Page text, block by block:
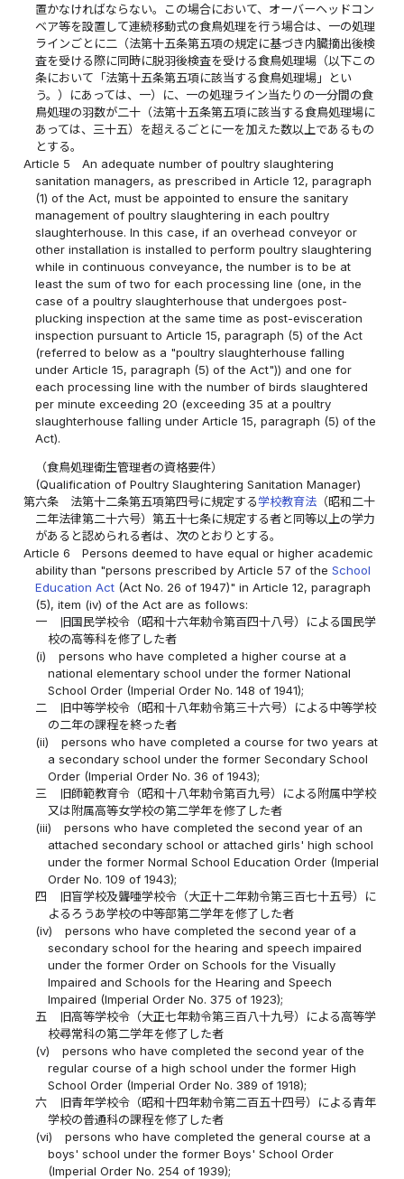
置かなければならない。この場合において、オーバーヘッドコン
ベア等を設置して連続移動式の食鳥処理を行う場合は、一の処理
ラインごとに二（法第十五条第五項の規定に基づき内臓摘出後検
査を受ける際に同時に脱羽後検査を受ける食鳥処理場（以下この
条において「法第十五条第五項に該当する食鳥処理場」とい
う。）にあっては、一）に、一の処理ライン当たりの一分間の食
鳥処理の羽数が二十（法第十五条第五項に該当する食鳥処理場に
あっては、三十五）を超えるごとに一を加えた数以上であるもの
とする。
Article 5
An adequate number of poultry slaughtering
sanitation managers, as prescribed in Article 12, paragraph
(1) of the Act, must be appointed to ensure the sanitary
management of poultry slaughtering in each poultry
slaughterhouse. In this case, if an overhead conveyor or
other installation is installed to perform poultry slaughtering
while in continuous conveyance, the number is to be at
least the sum of two for each processing line (one, in the
case of a poultry slaughterhouse that undergoes post-
plucking inspection at the same time as post-evisceration
inspection pursuant to Article 15, paragraph (5) of the Act
(referred to below as a "poultry slaughterhouse falling
under Article 15, paragraph (5) of the Act")) and one for
each processing line with the number of birds slaughtered
per minute exceeding 20 (exceeding 35 at a poultry
slaughterhouse falling under Article 15, paragraph (5) of the
Act).
（食鳥処理衛生管理者の資格要件）
(Qualification of Poultry Slaughtering Sanitation Manager)
第六条
法第十二条第五項第四号に規定する学校教育法 （昭和二十
二年法律第二十六号）第五十七条に規定する者と同等以上の学力
があると認められる者は、次のとおりとする。
Article 6
Persons deemed to have equal or higher academic
ability than "persons prescribed by Article 57 of theSchool
Education Act (Act No. 26 of 1947)" in Article 12, paragraph
(5), item (iv) of the Act are as follows:
一
旧国民学校令（昭和十六年勅令第百四十八号）による国民学
校の高等科を修了した者
(i)
persons who have completed a higher course at a
national elementary school under the former National
School Order (Imperial Order No. 148 of 1941);
二
旧中等学校令（昭和十八年勅令第三十六号）による中等学校
の二年の課程を終った者
(ii)
persons who have completed a course for two years at
a secondary school under the former Secondary School
Order (Imperial Order No. 36 of 1943);
三
旧師範教育令（昭和十八年勅令第百九号）による附属中学校
又は附属高等女学校の第二学年を修了した者
(iii)
persons who have completed the second year of an
attached secondary school or attached girls' high school
under the former Normal School Education Order (Imperial
Order No. 109 of 1943);
四
旧盲学校及聾唖学校令（大正十二年勅令第三百七十五号）に
よるろうあ学校の中等部第二学年を修了した者
(iv)
persons who have completed the second year of a
secondary school for the hearing and speech impaired
under the former Order on Schools for the Visually
Impaired and Schools for the Hearing and Speech
Impaired (Imperial Order No. 375 of 1923);
五
旧高等学校令（大正七年勅令第三百八十九号）による高等学
校尋常科の第二学年を修了した者
(v)
persons who have completed the second year of the
regular course of a high school under the former High
School Order (Imperial Order No. 389 of 1918);
六
旧青年学校令（昭和十四年勅令第二百五十四号）による青年
学校の普通科の課程を修了した者
(vi)
persons who have completed the general course at a
boys' school under the former Boys' School Order
(Imperial Order No. 254 of 1939);